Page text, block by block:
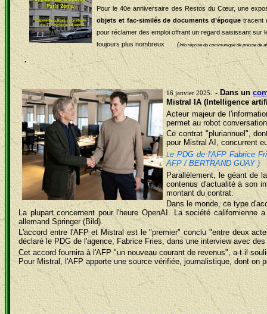
Pour le 40e anniversaire des Restos du Cœur, une
objets et fac-similés de documents d’époquetracent
pour réclamer des emploi offrant un regard saisissant sur
toujours plus nombreux
(Info reprise du communiqué de presse de
.
16 janvier 2025:- Dans un
MistralIA (Intelligence
Acteur majeur de
permet au robot
Ce contrat "pluriannuel",
pour Mistral AI, concurrent
L e PDG de l'AFP Fabrice
AFP / BERTRAND GUAY )
Parallèlement, le géant de
contenus d'actualité à son
montant du contrat.
Dans le monde, ce type
La plupart concernent pour l'heure OpenAI. La société
allemand Springer (Bild).
L'accord entre l'AFP et Mistral est le "premier" conclu "entre deux
déclaré le PDG de l'agence, Fabrice Fries, dans une interview avec
Cet accord fournira à l'AFP "un nouveau courant de revenus", a-t-il
Pour Mistral, l'AFP apporte une source vérifiée, journalistique, dont on